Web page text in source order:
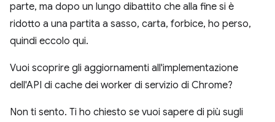
parte, ma dopo un lungo dibattito che alla fine si è
ridotto a una partita a sasso, carta, forbice, ho perso,
quindi eccolo qui.
Vuoi scoprire gli aggiornamenti all'implementazione
dell'API di cache dei worker di servizio di Chrome?
Non ti sento. Ti ho chiesto se vuoi sapere di più sugli